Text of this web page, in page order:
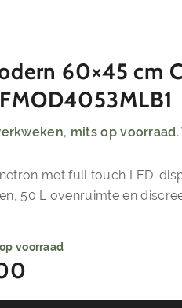
60×45 cm
mits op voorraad.
met full touch LED-
50 L ovenruimte en
voorraad